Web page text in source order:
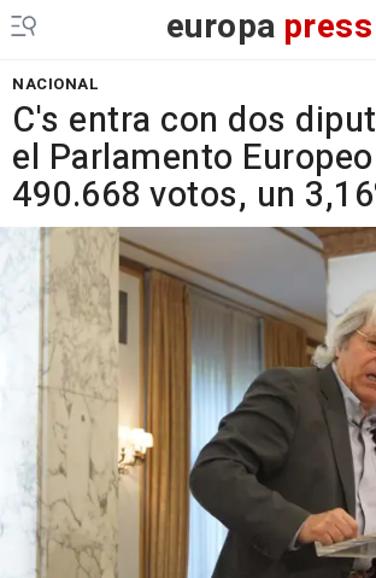
europa press
NACIONAL
C's entra con dos
el Parlamento
490.668 votos, un